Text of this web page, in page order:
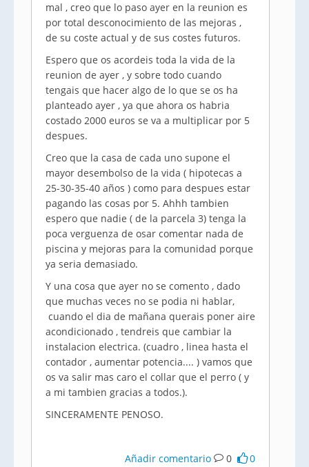
mal , creo que lo paso ayer en la reunion es
por total desconocimiento de las mejoras ,
de su coste actual y de sus costes futuros.
Espero que os acordeis toda la vida de la
reunion de ayer , y sobre todo cuando
tengais que hacer algo de lo que se os ha
planteado ayer , ya que ahora os habria
costado 2000 euros se va a multiplicar por 5
despues.
Creo que la casa de cada uno supone el
mayor desembolso de la vida ( hipotecas a
25-30-35-40 años ) como para despues estar
pagando las cosas por 5. Ahhh tambien
espero que nadie ( de la parcela 3) tenga la
poca verguenza de osar comentar nada de
piscina y mejoras para la comunidad porque
ya seria demasiado.
Y una cosa que ayer no se comento , dado
que muchas veces no se podia ni hablar,
cuando el dia de mañana querais poner aire
acondicionado , tendreis que cambiar la
instalacion electrica. (cuadro , linea hasta el
contador , aumentar potencia.... ) vamos que
os va salir mas caro el collar que el perro ( y
a mi tambien gracias a todos.).
SINCERAMENTE PENOSO.
Añadir comentario 0 0